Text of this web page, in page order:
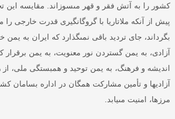
كشور را به آتش فقر و قهر مى‏سوزاند
مقايسه اين
پيش از آنكه ملاتاريا با گروگانگيرى قدرت خارجى
بگرداند، جاى ترديد باقى نمى‏گذارد كه ايران به
آزادى، به يمن گستردن نور معنويت، به يمن برقرار
انديشه و فرهنگ، به يمن توحيد و همبستگى ملى، از
آزاديها و تأمين مشاركت همگان در اداره بسامان
مرزها، امنيت مى‏يابد